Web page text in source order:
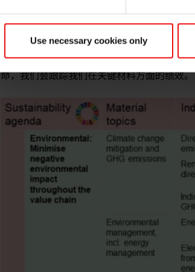
Use necessary cookies only
我们的使命是提供先进的材料解决方案，塑
命，我们会跟踪我们在关键材料方面的绩效